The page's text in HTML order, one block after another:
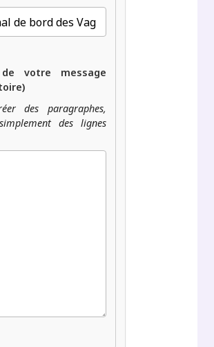
votre message
des paragraphes,
des lignes